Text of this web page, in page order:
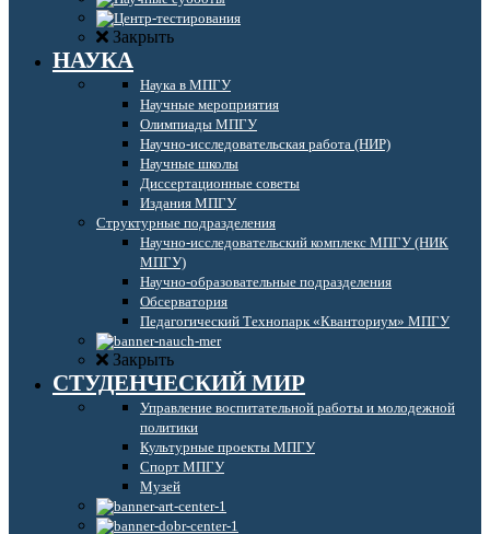
Закрыть
НАУКА
Наука в МПГУ
Научные мероприятия
Олимпиады МПГУ
Научно-исследовательская работа (НИР)
Научные школы
Диссертационные советы
Издания МПГУ
Структурные подразделения
Научно-исследовательский комплекс МПГУ (НИК
МПГУ)
Научно-образовательные подразделения
Обсерватория
Педагогический Технопарк «Кванториум» МПГУ
Закрыть
СТУДЕНЧЕСКИЙ МИР
Управление воспитательной работы и молодежной
политики
Культурные проекты МПГУ
Спорт МПГУ
Музей